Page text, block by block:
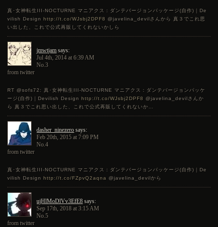
真･女神転生III-NOCTURNE マニアクス：ダンテバージョンパッケージ(自作)｜De
vilish Designhttp://t.co/WJsbj2DPF8
@javelina_devilさんから 真３でこれ思
い出した、これで公式再販してくれないかしら
jmwtjam says:
Jul 4th, 2014 at 6:39 AM
No.3
from twitter
RT @sofs72: 真･女神転生III-NOCTURNE マニアクス：ダンテバージョンパッケ
ージ(自作)｜Devilish Designhttp://t.co/WJsbj2DPF8
@javelina_devilさんか
ら 真３でこれ思い出した、これで公式再販してくれないか…
dasher_ninezero says:
Feb 20th, 2015 at 7:09 PM
No.4
from twitter
真･女神転生III-NOCTURNE マニアクス：ダンテバージョンパッケージ(自作)｜De
vilish Designhttp://t.co/FZpvQ2aqna @javelina_devilから
ujHlMoDlVv3EfE8 says:
Sep 17th, 2018 at 3:15 AM
No.5
from twitter